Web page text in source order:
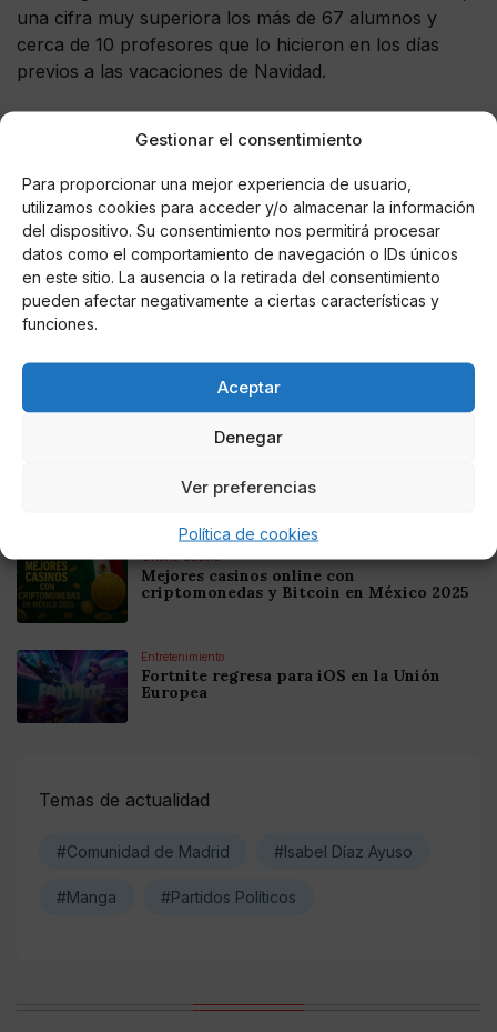
Gestionar el consentimiento
Para proporcionar una mejor experiencia de usuario,
utilizamos cookies para acceder y/o almacenar la información
del dispositivo. Su consentimiento nos permitirá procesar
datos como el comportamiento de navegación o IDs únicos
en este sitio. La ausencia o la retirada del consentimiento
pueden afectar negativamente a ciertas características y
funciones.
Aceptar
Denegar
Ver preferencias
Política de cookies
una cifra muy superiora los más de 67 alumnos y
cerca de 10 profesores que lo hicieron en los días
previos a las vacaciones de Navidad.
AUTOR
Miguel P. Montes
Noticias relacionadas
Colombia 2025: Bitcoin Casinos
Criptomonedas en Argentina 2025
Online Casino
Mejores casinos online con
criptomonedas y Bitcoin en México 2025
Entretenimiento
Fortnite regresa para iOS en la Unión
Europea
Temas de actualidad
#Comunidad de Madrid #Isabel Díaz Ayuso
#Manga #Partidos Políticos